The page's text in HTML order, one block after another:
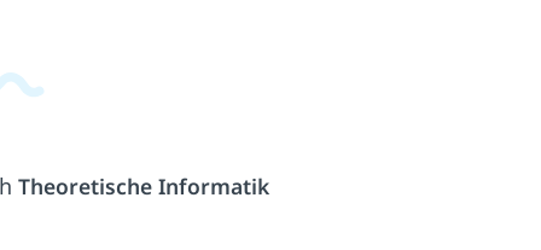
Theoretische Informatik